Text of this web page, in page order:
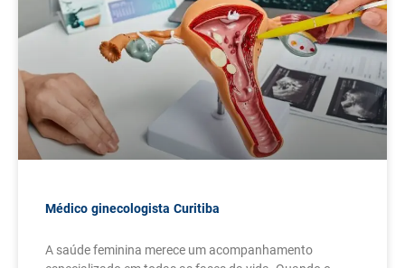
Médico ginecologista Curitiba
A saúde feminina merece um acompanhamento